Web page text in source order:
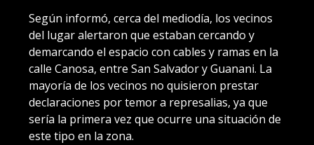
Según informó, cerca del mediodía, los vecinos
del lugar alertaron que estaban cercando y
demarcando el espacio con cables y ramas en la
calle Canosa, entre San Salvador y Guanani. La
mayoría de los vecinos no quisieron prestar
declaraciones por temor a represalias, ya que
sería la primera vez que ocurre una situación de
este tipo en la zona.